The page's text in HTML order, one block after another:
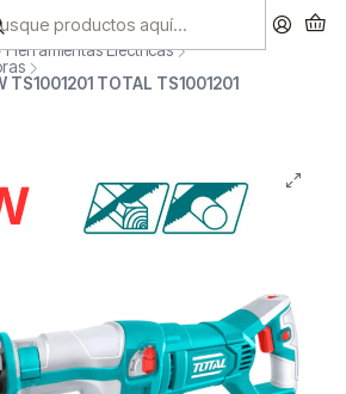
en 3 cuotas sin interés! Ver más
Herramientas Eléctricas
TS1001201 TOTAL TS1001201